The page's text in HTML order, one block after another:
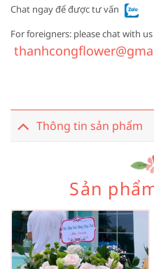
Chat ngay để được tư vấn
For foreigners: please chat with
Thông tin sản phẩm
Sản